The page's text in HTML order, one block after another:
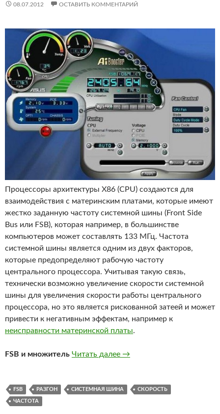
08.07.2012 ОСТАВИТЬ КОММЕНТАРИЙ
Процессоры архитектуры X86 (CPU) создаются для
взаимодействия с материнским платами, которые имеют
жестко заданную частоту системной шины (Front Side
Bus или FSB), которая например, в большинстве
компьютеров может составлять 133 МГц. Частота
системной шины является одним из двух факторов,
которые предопределяют рабочую частоту
центрального процессора. Учитывая такую связь,
технически возможно увеличение скорости системной
шины для увеличения скорости работы центрального
процессора, но это является рискованной затеей и может
привести к негативным эффектам, например к
неисправности материнской платы.
FSB и множитель Читать далее Должна ли частота
→
FSB РАЗГОН СИСТЕМНАЯ ШИНА СКОРОСТЬ
ЧАСТОТА